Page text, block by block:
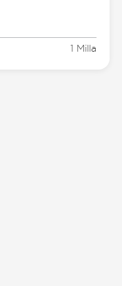
1 Milla